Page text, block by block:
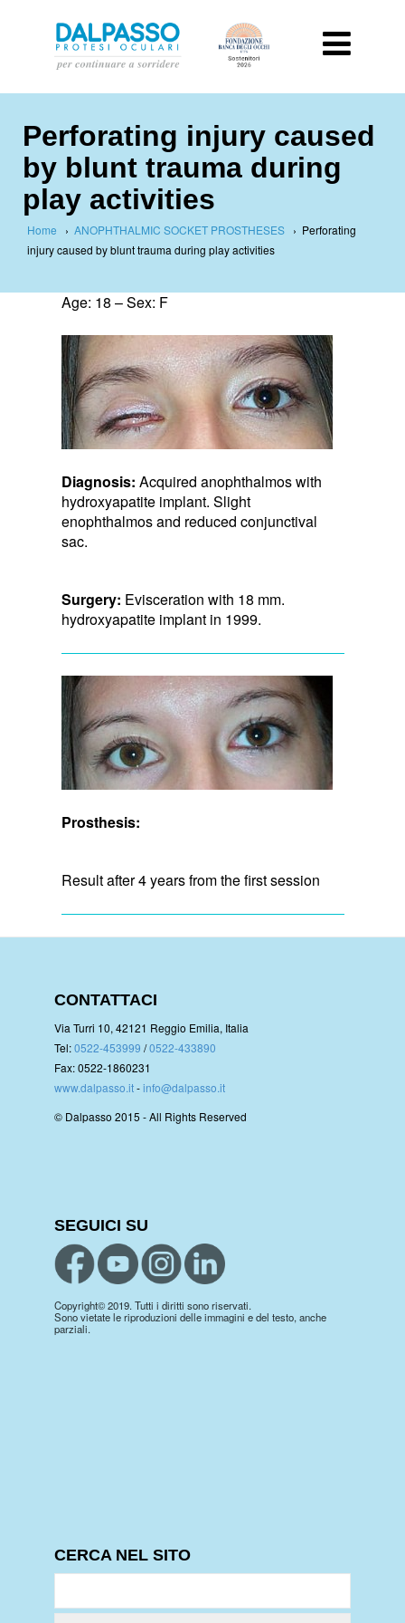
Perforating injury caused
by blunt trauma during
play activities
Home › ANOPHTHALMIC SOCKET PROSTHESES › Perforating
injury caused by blunt trauma during play activities
Age: 18 – Sex: F
Diagnosis: Acquired anophthalmos with
hydroxyapatite implant. Slight
enophthalmos and reduced conjunctival
sac.
Surgery: Evisceration with 18 mm.
hydroxyapatite implant in 1999.
Prosthesis:
Result after 4 years from the first session
CONTATTACI
Via Turri 10, 42121 Reggio Emilia, Italia
Tel:0522-453999 /0522-433890
Fax: 0522-1860231
www.dalpasso.it-info@dalpasso.it
© Dalpasso 2015 - All Rights Reserved
SEGUICI SU
Copyright© 2019. Tutti i diritti sono riservati.
Sono vietate le riproduzioni delle immagini e del testo, anche
parziali.
CERCA NEL SITO